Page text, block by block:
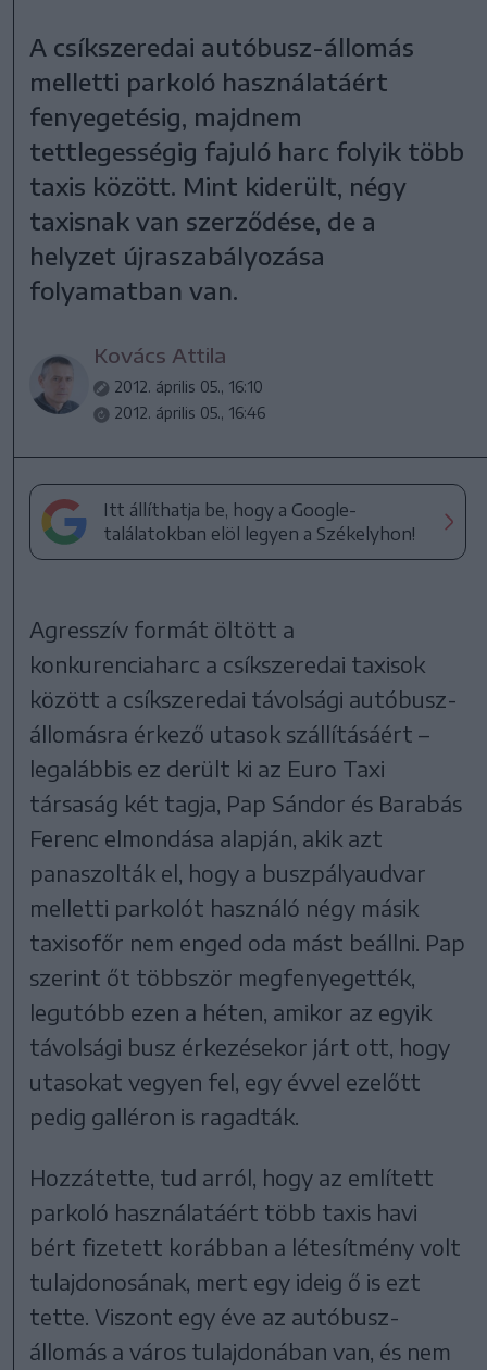
A csíkszeredai autóbusz-állomás
melletti parkoló használatáért
fenyegetésig, majdnem
tettlegességig fajuló harc folyik több
taxis között. Mint kiderült, négy
taxisnak van szerződése, de a
helyzet újraszabályozása
folyamatban van.
Kovács Attila
2012. április 05., 16:10
2012. április 05., 16:46
Itt állíthatja be, hogy a Google-
találatokban elöl legyen a Székelyhon!
Agresszív formát öltött a
konkurenciaharc a csíkszeredai taxisok
között a csíkszeredai távolsági autóbusz-
állomásra érkező utasok szállításáért –
legalábbis ez derült ki az Euro Taxi
társaság két tagja, Pap Sándor és Barabás
Ferenc elmondása alapján, akik azt
panaszolták el, hogy a buszpályaudvar
melletti parkolót használó négy másik
taxisofőr nem enged oda mást beállni. Pap
szerint őt többször megfenyegették,
legutóbb ezen a héten, amikor az egyik
távolsági busz érkezésekor járt ott, hogy
utasokat vegyen fel, egy évvel ezelőtt
pedig galléron is ragadták.
Hozzátette, tud arról, hogy az említett
parkoló használatáért több taxis havi
bért fizetett korábban a létesítmény volt
tulajdonosának, mert egy ideig ő is ezt
tette. Viszont egy éve az autóbusz-
állomás a város tulajdonában van, és nem